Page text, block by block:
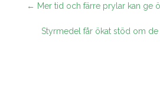
← Mer tid och färre prylar kan ge
Styrmedel får ökat stöd om